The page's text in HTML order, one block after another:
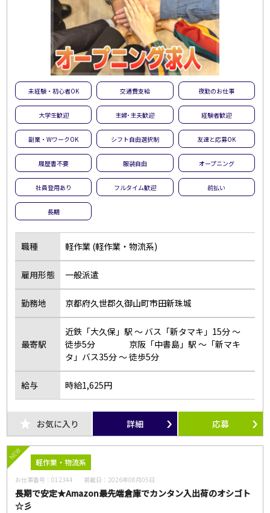
未経験・初心者OK 交通費支給 夜勤のお仕事
大学生歓迎 主婦･主夫歓迎 経験者歓迎
副業・WワークOK シフト自由選択制 友達と応募OK
履歴書不要 服装自由 オープニング
社員登用あり フルタイム歓迎 前払い
長期
職種 軽作業 (軽作業・物流系)
雇用形態 一般派遣
勤務地 京都府久世郡久御山町市田新珠城
最寄駅
近鉄「大久保」駅 ～ バス「新タマキ」15分 ～
徒歩5分 京阪「中書島」駅 ～「新マキ
タ」バス35分 ～ 徒歩5分
給与 時給1,625円
お気に入り 詳細 応募
NEW
軽作業・物流系
お仕事番号：012344 掲載日： 2026年08月05日
長期で安定★Amazon最先端倉庫でカンタン入出荷のオシゴト
☆彡